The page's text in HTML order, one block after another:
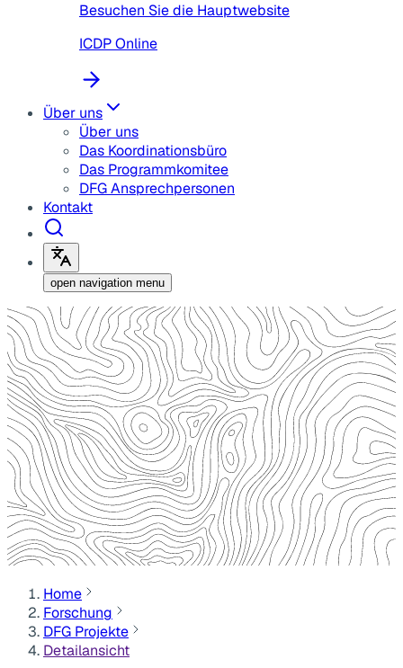
Besuchen Sie die Hauptwebsite
ICDP Online
Über uns
Über uns
Das Koordinationsbüro
Das Programmkomitee
DFG Ansprechpersonen
Kontakt
open navigation menu
Home
Forschung
DFG Projekte
Detailansicht